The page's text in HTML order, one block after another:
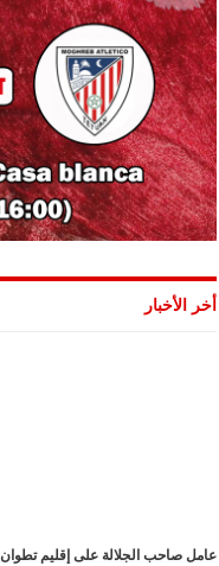
أخر الأخبار
عامل صاحب الجلالة على إقليم تطوان